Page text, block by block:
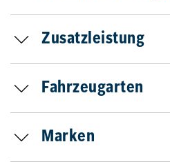
Zusatzleistung
Fahrzeugarten
Marken